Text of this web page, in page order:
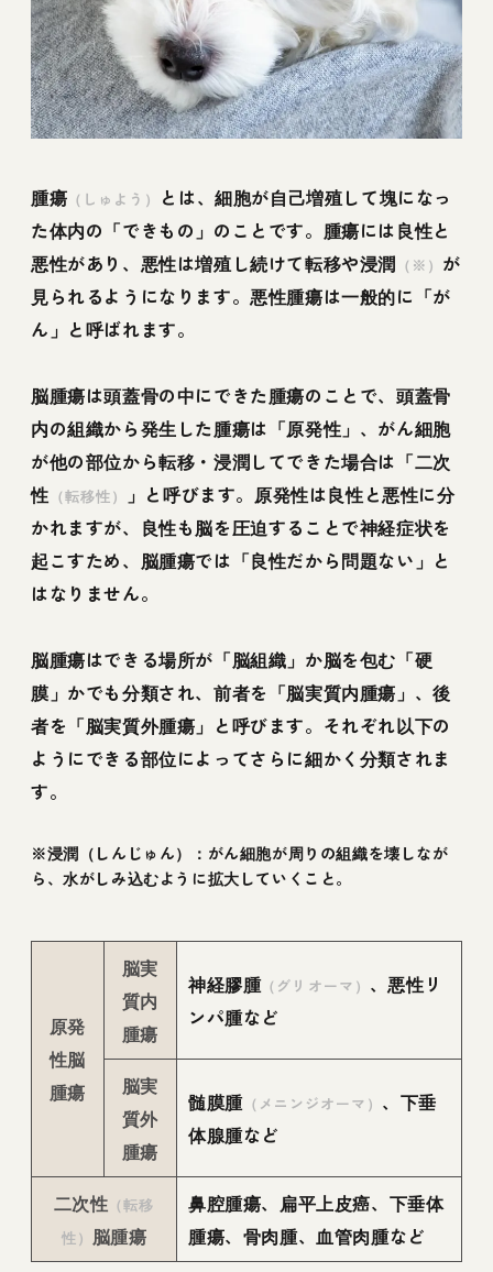
腫瘍 （しゅよう）
とは、細胞が自己増殖して塊になっ
た体内の「できもの」のことです。腫瘍には良性と
悪性があり、悪性は増殖し続けて転移や浸潤 （※） が
見られるようになります。悪性腫瘍は一般的に「が
ん」と呼ばれます。
脳腫瘍は頭蓋骨の中にできた腫瘍のことで、頭蓋骨
内の組織から発生した腫瘍は「原発性」、がん細胞
が他の部位から転移・浸潤してできた場合は「二次
性 （転移性）
」と呼びます。原発性は良性と悪性に分
かれますが、良性も脳を圧迫することで神経症状を
起こすため、脳腫瘍では「良性だから問題ない」と
はなりません。
脳腫瘍はできる場所が「脳組織」か脳を包む「硬
膜」かでも分類され、前者を「脳実質内腫瘍」、後
者を「脳実質外腫瘍」と呼びます。それぞれ以下の
ようにできる部位によってさらに細かく分類されま
す。
※浸潤（しんじゅん）：がん細胞が周りの組織を壊しなが
ら、水がしみ込むように拡大していくこと。
原発
性脳
腫瘍
脳実
質内
腫瘍
神経膠腫（グリオーマ） 、悪性リ
ンパ腫など
脳実
質外
腫瘍
髄膜腫（メニンジオーマ） 、下垂
体腺腫など
二次性 （転移
性） 脳腫瘍
鼻腔腫瘍、扁平上皮癌、下垂体
腫瘍、骨肉腫、血管肉腫など